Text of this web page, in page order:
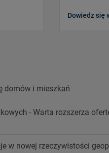
Dowiedz się
domów i mieszkań
- Warta rozszerza
w nowej rzeczywistości